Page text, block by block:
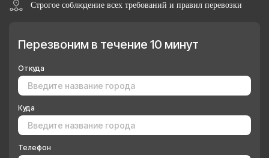
Строгое соблюдение всех требований и правил перевозки
Перезвоним в течение 10 минут
Откуда
Куда
Телефон